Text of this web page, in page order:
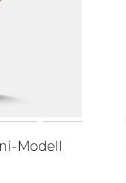
Modell